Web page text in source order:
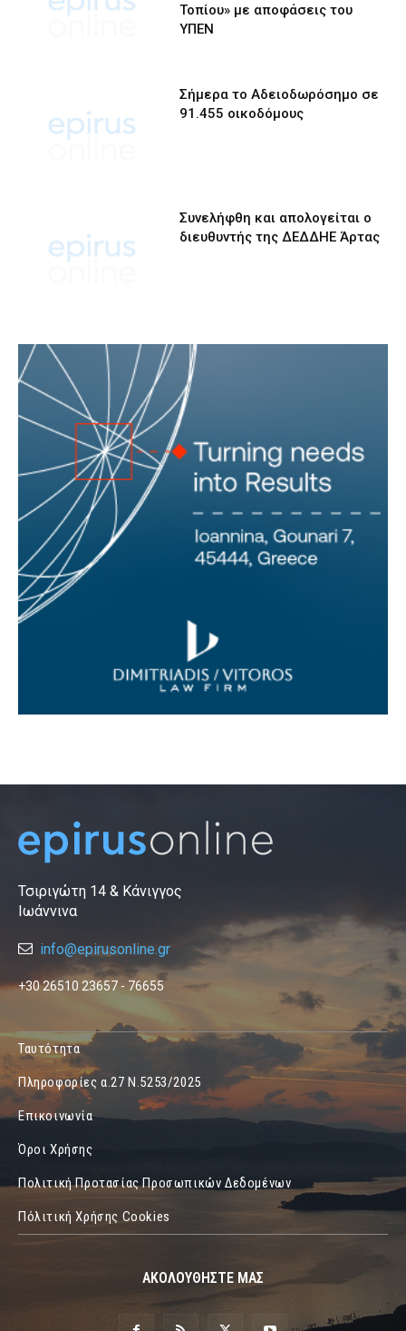
Τοπίου» με αποφάσεις του
ΥΠΕΝ
Σήμερα το Αδειοδωρόσημο σε
91.455 οικοδόμους
Συνελήφθη και απολογείται ο
διευθυντής της ΔΕΔΔΗΕ Άρτας
Τσιριγώτη 14 & Κάνιγγος
Ιωάννινα
info@epirusonline.gr
+30 26510 23657 - 76655
Ταυτότητα
Πληροφορίες α.27 Ν.5253/2025
Επικοινωνία
Όροι Χρήσης
Πολιτική Προτασίας Προσωπικών Δεδομένων
Πόλιτική Χρήσης Cookies
ΑΚΟΛΟΥΘΗΣΤΕ ΜΑΣ